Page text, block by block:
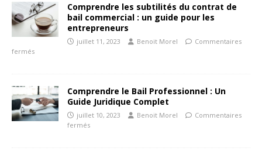
Comprendre les subtilités du contrat de
bail commercial : un guide pour les
entrepreneurs
juillet 11, 2023 Benoit Morel
Commentaires
fermés
Comprendre le Bail Professionnel : Un
Guide Juridique Complet
juillet 10, 2023 Benoit Morel
Commentaires
fermés